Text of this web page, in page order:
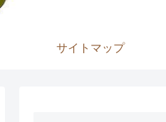
サイトマップ